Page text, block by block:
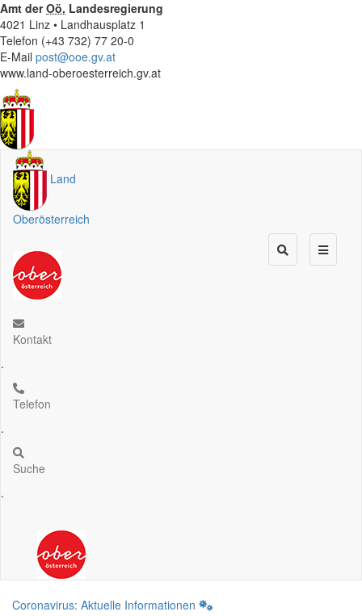
Amt derOö. Landesregierung
4021 Linz • Landhausplatz 1
Telefon (+43 732) 77 20-0
E-Mail post@ooe.gv.at
www.land-oberoesterreich.gv.at
Land
Oberösterreich
Kontakt
.
Telefon
.
Suche
.
Coronavirus: Aktuelle Informationen